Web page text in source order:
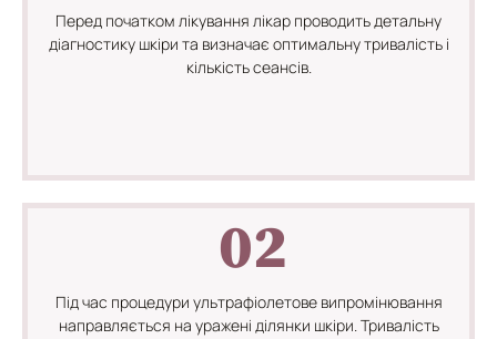
Перед початком лікування лікар проводить детальну
діагностику шкіри та визначає оптимальну тривалість і
кількість сеансів.
02
Під час процедури ультрафіолетове випромінювання
направляється на уражені ділянки шкіри. Тривалість